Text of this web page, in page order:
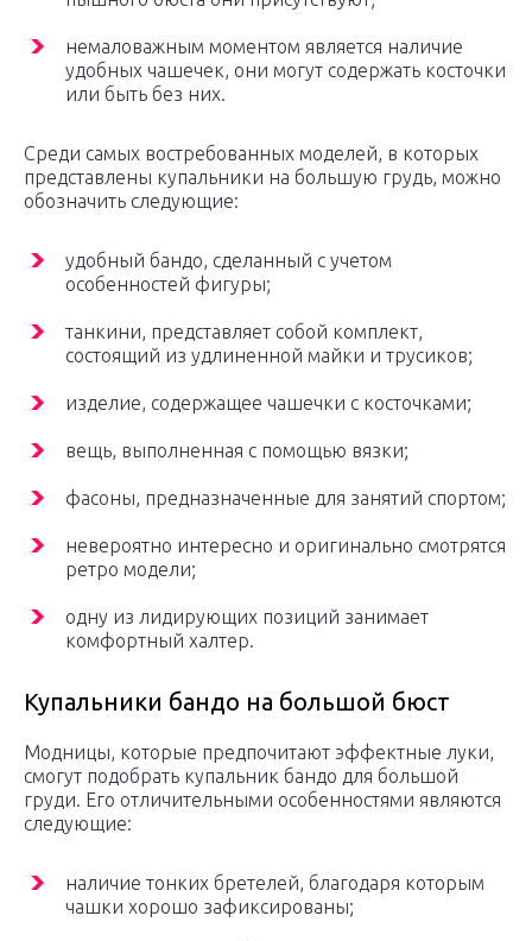
немаловажным моментом является наличие
удобных чашечек, они могут содержать косточки
или быть без них.
Среди самых востребованных моделей, в которых
представлены купальники на большую грудь, можно
обозначить следующие:
удобный бандо, сделанный с учетом
особенностей фигуры;
танкини, представляет собой комплект,
состоящий из удлиненной майки и трусиков;
изделие, содержащее чашечки с косточками;
вещь, выполненная с помощью вязки;
фасоны, предназначенные для занятий спортом;
невероятно интересно и оригинально смотрятся
ретро модели;
одну из лидирующих позиций занимает
комфортный халтер.
Купальники бандо на большой бюст
Модницы, которые предпочитают эффектные луки,
смогут подобрать купальник бандо для большой
груди. Его отличительными особенностями являются
следующие:
наличие тонких бретелей, благодаря которым
чашки хорошо зафиксированы;